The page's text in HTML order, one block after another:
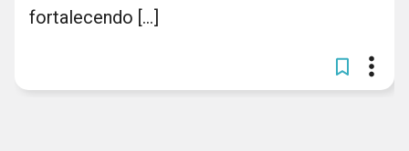
fortalecendo [...]